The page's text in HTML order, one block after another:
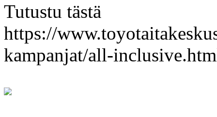
Tutustu tästä
https://
kampanjat/all-